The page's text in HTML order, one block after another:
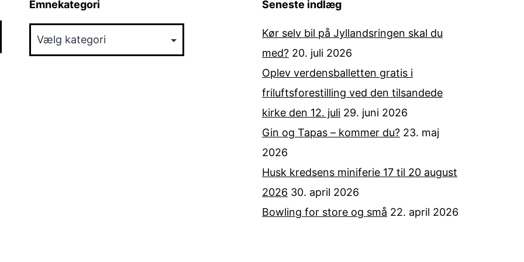
Emnekategori Seneste indlæg
Kør selv bil på Jyllandsringen skal du
med? 20. juli 2026
Oplev verdensballetten gratis i
friluftsforestilling ved den tilsandede
kirke den 12. juli 29. juni 2026
Gin og Tapas – kommer du? 23. maj
2026
Husk kredsens miniferie 17 til 20 august
2026 30. april 2026
Bowling for store og små 22. april 2026